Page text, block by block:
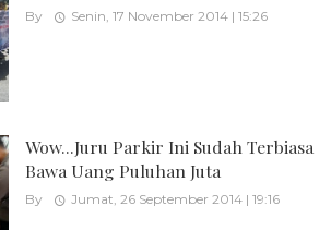
By Senin, 17 November 2014 | 15:26
Wow...Juru Parkir Ini Sudah Terbiasa
Bawa Uang Puluhan Juta
By Jumat, 26 September 2014 | 19:16